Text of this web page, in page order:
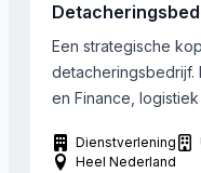
Een strategische
detacheringsbedrijf.
en Finance,
Dienstverlening
Heel Nederland